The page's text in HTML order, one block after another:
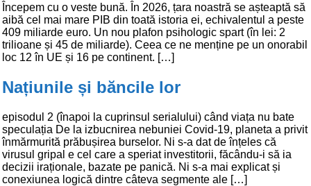
Începem cu o veste bună. În 2026, țara noastră se așteaptă să
aibă cel mai mare PIB din toată istoria ei, echivalentul a peste
409 miliarde euro. Un nou plafon psihologic spart (în lei: 2
trilioane și 45 de miliarde). Ceea ce ne menține pe un onorabil
loc 12 în UE și 16 pe continent. […]
Națiunile și băncile lor
episodul 2 (înapoi la cuprinsul serialului) când viața nu bate
speculația De la izbucnirea nebuniei Covid-19, planeta a privit
înmărmurită prăbușirea burselor. Ni s-a dat de înțeles că
virusul gripal e cel care a speriat investitorii, făcându-i să ia
decizii iraționale, bazate pe panică. Ni s-a mai explicat și
conexiunea logică dintre câteva segmente ale […]